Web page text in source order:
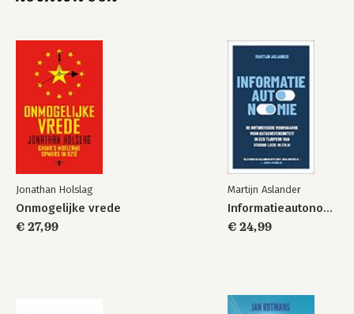
De nieuwe
zijderoute
De Nieuwe
Zijderoute
Jonathan Holslag
Onmogelijke vrede
€ 27,99
Martijn Aslander
Informatieautonomie
€ 24,99